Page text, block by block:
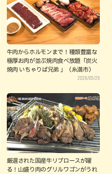
牛肉からホルモンまで！種類豊富な
極厚お肉が並ぶ焼肉食べ放題「炭火
焼肉 いちゃりば兄弟 」（糸満市）
2026/05/29
厳選された国産牛リブロースが躍
る！山盛り肉のグリルワゴンがうれ